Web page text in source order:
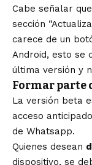
Cabe señalar
sección
carece de un
Android, esto se
última versión y
Formar parte
La versión beta
acceso
de Whatsapp.
Quienes desean
dispositivo, se